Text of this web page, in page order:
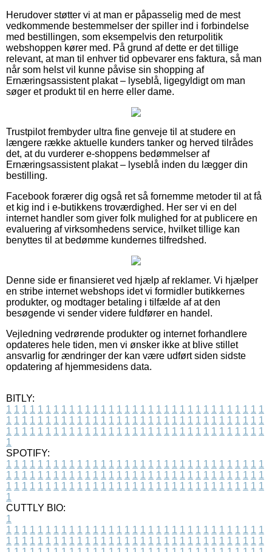
Herudover støtter vi at man er påpasselig med de mest
vedkommende bestemmelser der spiller ind i forbindelse
med bestillingen, som eksempelvis den returpolitik
webshoppen kører med. På grund af dette er det tillige
relevant, at man til enhver tid opbevarer ens faktura, så man
når som helst vil kunne påvise sin shopping af
Ernæringsassistent plakat – lyseblå, ligegyldigt om man
søger et produkt til en herre eller dame.
Trustpilot frembyder ultra fine genveje til at studere en
længere række aktuelle kunders tanker og herved tilrådes
det, at du vurderer e-shoppens bedømmelser af
Ernæringsassistent plakat – lyseblå inden du lægger din
bestilling.
Facebook forærer dig også ret så fornemme metoder til at få
et kig ind i e-butikkens troværdighed. Her ser vi en del
internet handler som giver folk mulighed for at publicere en
evaluering af virksomhedens service, hvilket tillige kan
benyttes til at bedømme kundernes tilfredshed.
Denne side er finansieret ved hjælp af reklamer. Vi hjælper
en stribe internet webshops idet vi formidler butikkernes
produkter, og modtager betaling i tilfælde af at den
besøgende vi sender videre fuldfører en handel.
Vejledning vedrørende produkter og internet forhandlere
opdateres hele tiden, men vi ønsker ikke at blive stillet
ansvarlig for ændringer der kan være udført siden sidste
opdatering af hjemmesidens data.
BITLY:
1 1 1 1 1 1 1 1 1 1 1 1 1 1 1 1 1 1 1 1 1 1 1 1 1 1 1 1 1 1 1 1 1
1 1 1 1 1 1 1 1 1 1 1 1 1 1 1 1 1 1 1 1 1 1 1 1 1 1 1 1 1 1 1 1 1
1 1 1 1 1 1 1 1 1 1 1 1 1 1 1 1 1 1 1 1 1 1 1 1 1 1 1 1 1 1 1 1 1
1
SPOTIFY:
1 1 1 1 1 1 1 1 1 1 1 1 1 1 1 1 1 1 1 1 1 1 1 1 1 1 1 1 1 1 1 1 1
1 1 1 1 1 1 1 1 1 1 1 1 1 1 1 1 1 1 1 1 1 1 1 1 1 1 1 1 1 1 1 1 1
1 1 1 1 1 1 1 1 1 1 1 1 1 1 1 1 1 1 1 1 1 1 1 1 1 1 1 1 1 1 1 1 1
1
CUTTLY BIO:
1
1 1 1 1 1 1 1 1 1 1 1 1 1 1 1 1 1 1 1 1 1 1 1 1 1 1 1 1 1 1 1 1 1
1 1 1 1 1 1 1 1 1 1 1 1 1 1 1 1 1 1 1 1 1 1 1 1 1 1 1 1 1 1 1 1 1